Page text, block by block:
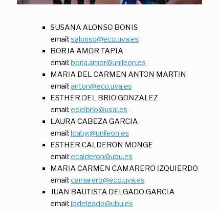
SUSANA ALONSO BONIS
email: salonso@eco.uva.es
BORJA AMOR TAPIA
email: borja.amor@unileon.es
MARIA DEL CARMEN ANTON MARTIN
email: anton@eco.uva.es
ESTHER DEL BRIO GONZALEZ
email: edelbrio@usal.es
LAURA CABEZA GARCIA
email: lcabg@unileon.es
ESTHER CALDERON MONGE
email: ecalderon@ubu.es
MARIA CARMEN CAMARERO IZQUIERDO
email: camarero@eco.uva.es
JUAN BAUTISTA DELGADO GARCIA
email: jbdelgado@ubu.es